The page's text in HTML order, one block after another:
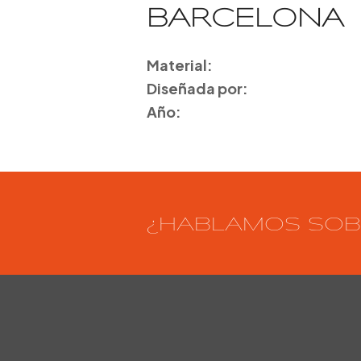
BARCELONA
Material:
Diseñada por:
Año:
¿HABLAMOS